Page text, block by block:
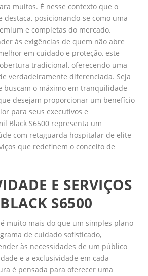
muitos. É nesse contexto que o
destaca, posicionando-se como uma
e completas do mercado.
às exigências de quem não abre
em cuidado e proteção, este
tradicional, oferecendo uma
verdadeiramente diferenciada. Seja
buscam o máximo em tranquilidade
desejam proporcionar um benefício
para seus executivos e
Black S6500 representa um
com retaguarda hospitalar de elite
que redefinem o conceito de
E SERVIÇOS
S6500
é muito mais do que um simples plano
de cuidado sofisticado,
às necessidades de um público
e a exclusividade em cada
é pensada para oferecer uma